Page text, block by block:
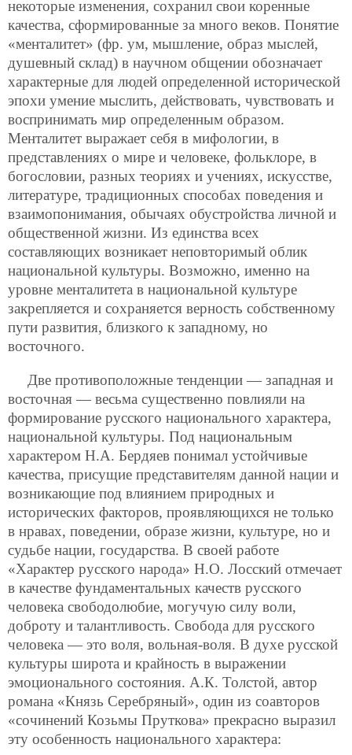
некоторые изменения, сохранил свои коренные
качества, сформированные за много веков. Понятие
«менталитет» (фр. ум, мышление, образ мыслей,
душевный склад) в научном общении обозначает
характерные для людей определенной исторической
эпохи умение мыслить, действовать, чувствовать и
воспринимать мир определенным образом.
Менталитет выражает себя в мифологии, в
представлениях о мире и человеке, фольклоре, в
богословии, разных теориях и учениях, искусстве,
литературе, традиционных способах поведения и
взаимопонимания, обычаях обустройства личной и
общественной жизни. Из единства всех
составляющих возникает неповторимый облик
национальной культуры. Возможно, именно на
уровне менталитета в национальной культуре
закрепляется и сохраняется верность собственному
пути развития, близкого к западному, но
восточного.
Две противоположные тенденции — западная и
восточная — весьма существенно повлияли на
формирование русского национального характера,
национальной культуры. Под национальным
характером Н.А. Бердяев понимал устойчивые
качества, присущие представителям данной нации и
возникающие под влиянием природных и
исторических факторов, проявляющихся не только
в нравах, поведении, образе жизни, культуре, но и
судьбе нации, государства. В своей работе
«Характер русского народа» Н.О. Лосский отмечает
в качестве фундаментальных качеств русского
человека свободолюбие, могучую силу воли,
доброту и талантливость. Свобода для русского
человека — это воля, вольная-воля. В духе русской
культуры широта и крайность в выражении
эмоционального состояния. А.К. Толстой, автор
романа «Князь Серебряный», один из соавторов
«сочинений Козьмы Пруткова» прекрасно выразил
эту особенность национального характера: